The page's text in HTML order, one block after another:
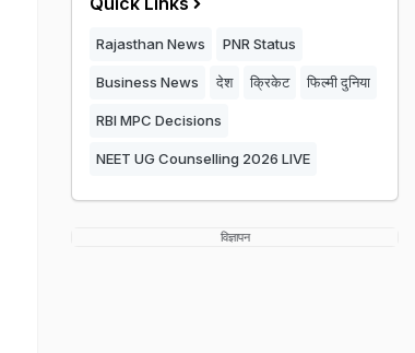
Rajasthan News PNR Status
Business News देश क्रिकेट फिल्मी दुनिया
RBI MPC Decisions
NEET UG Counselling 2026 LIVE
विज्ञापन